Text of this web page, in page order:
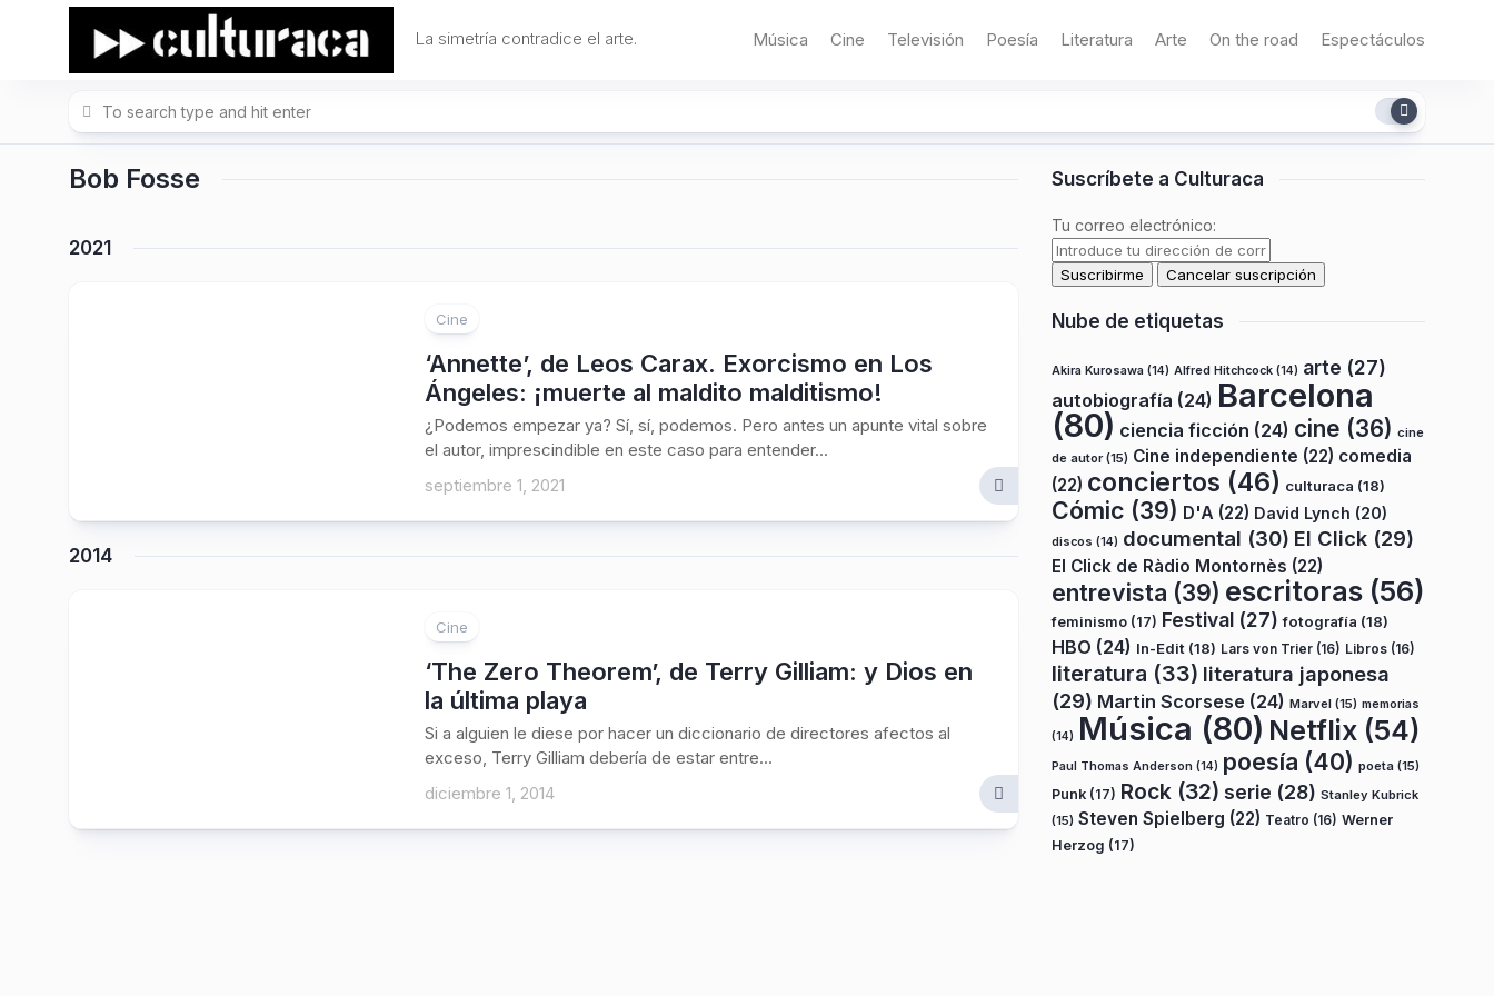
La simetría contradice el arte. Música Cine Televisión Poesía Literatura Arte On the road Espectáculos
Bob Fosse
2021
Cine
‘Annette’, de Leos Carax. Exorcismo en Los
Ángeles: ¡muerte al maldito malditismo!
¿Podemos empezar ya? Sí, sí, podemos. Pero antes un apunte vital sobre
el autor, imprescindible en este caso para entender...
septiembre 1, 2021
2014
Cine
‘The Zero Theorem’, de Terry Gilliam: y Dios en
la última playa
Si a alguien le diese por hacer un diccionario de directores afectos al
exceso, Terry Gilliam debería de estar entre...
diciembre 1, 2014
Suscríbete a Culturaca
Tu correo electrónico:
Nube de etiquetas
Akira Kurosawa (14) Alfred Hitchcock (14) arte (27)
autobiografía (24) Barcelona
(80) ciencia ficción (24) cine (36) cine
de autor(15) Cine independiente (22) comedia
(22) conciertos (46) culturaca (18)
Cómic (39) D'A (22) David Lynch (20)
discos (14) documental (30) El Click (29)
El Click de Ràdio Montornès (22)
entrevista (39) escritoras (56)
feminismo (17) Festival (27) fotografía (18)
HBO (24) In-Edit (18) Lars von Trier (16) Libros (16)
literatura (33) literatura japonesa
(29) Martin Scorsese (24) Marvel (15) memorias
(14) Música (80) Netflix (54)
Paul Thomas Anderson (14) poesía (40) poeta (15)
Punk (17) Rock (32) serie (28) Stanley Kubrick
(15) Steven Spielberg (22) Teatro (16) Werner
Herzog (17)